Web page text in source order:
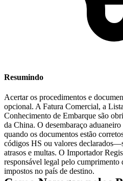
Resumindo
Acertar os procedimentos e
opcional. A Fatura Comercial, a
Conhecimento de Embarque são
da China. O desembaraço
quando os documentos estão
códigos HS ou valores
atrasos e multas. O Importador
responsável legal pelo cumprimento
impostos no país de destino.